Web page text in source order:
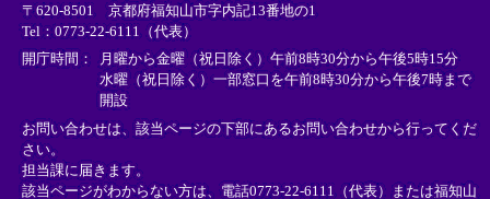
ン
ク
＞
ン
ク
＞
ン
ク
＞
〒620-8501 京都府福知山市字内記13番地の1
Tel：0773-22-6111（代表）
開庁時間：
月曜から金曜（祝日除く）午前8時30分から午後5時15分
水曜（祝日除く）一部窓口を午前8時30分から午後7時まで
開設
お問い合わせは、該当ページの下部にあるお問い合わせから行ってくだ
さい。
担当課に届きます。
該当ページがわからない方は、電話0773-22-6111（代表）または福知山